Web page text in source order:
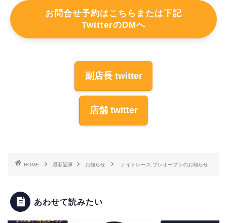
お問合せ予約はこちらまたは下記
TwitterのDMへ
副店長 twitter
店舗 twitter
HOME 最新記事 お知らせ ナイトレース,プレオープンのお知らせ
あわせて読みたい